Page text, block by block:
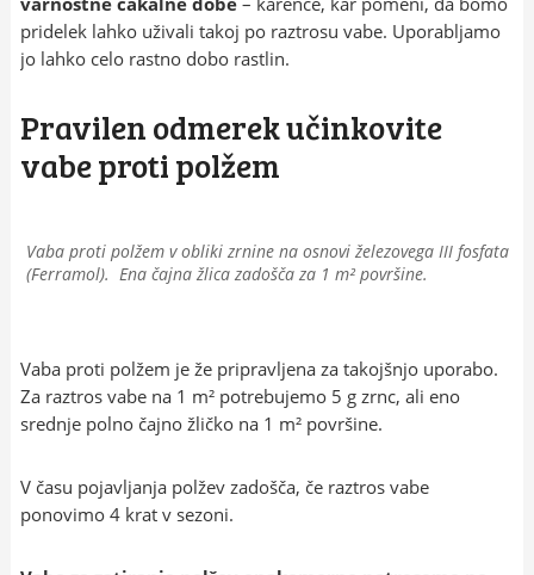
pridelek lahko uživali takoj po raztrosu vabe. Uporabljamo
jo lahko celo rastno dobo rastlin.
Pravilen odmerek učinkovite
vabe proti polžem
Vaba proti polžem v obliki zrnine na osnovi železovega III fosfata
(Ferramol). Ena čajna žlica zadošča za 1 m² površine.
Vaba proti polžem je že pripravljena za takojšnjo uporabo.
Za raztros vabe na 1 m² potrebujemo 5 g zrnc, ali eno
srednje polno čajno žličko na 1 m² površine.
V času pojavljanja polžev zadošča, če raztros vabe
ponovimo 4 krat v sezoni.